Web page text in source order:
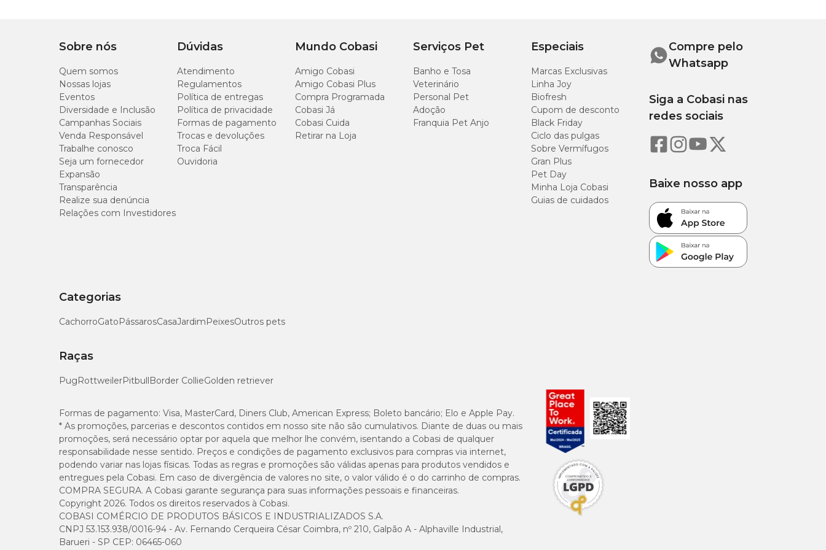
Sobre nós
Quem somos
Nossas lojas
Eventos
Diversidade e Inclusão
Campanhas Sociais
Venda Responsável
Trabalhe conosco
Seja um fornecedor
Expansão
Transparência
Realize sua denúncia
Relações com Investidores
Dúvidas
Atendimento
Regulamentos
Política de entregas
Política de privacidade
Formas de pagamento
Trocas e devoluções
Troca Fácil
Ouvidoria
Mundo Cobasi
Amigo Cobasi
Amigo Cobasi Plus
Compra Programada
Cobasi Já
Cobasi Cuida
Retirar na Loja
Serviços Pet
Banho e Tosa
Veterinário
Personal Pet
Adoção
Franquia Pet Anjo
Especiais
Marcas Exclusivas
Linha Joy
Biofresh
Cupom de desconto
Black Friday
Ciclo das pulgas
Sobre Vermífugos
Gran Plus
Pet Day
Minha Loja Cobasi
Guias de cuidados
Categorias
CachorroGatoPássarosCasaJardimPeixesOutros pets
Raças
PugRottweilerPitbullBorder CollieGolden retriever
Compre pelo
Whatsapp
Siga a Cobasi nas
redes sociais
Baixe nosso app
Formas de pagamento: Visa, MasterCard, Diners Club, American Express; Boleto bancário; Elo e Apple Pay.
* As promoções, parcerias e descontos contidos em nosso site não são cumulativos. Diante de duas ou mais
promoções, será necessário optar por aquela que melhor lhe convém, isentando a Cobasi de qualquer
responsabilidade nesse sentido. Preços e condições de pagamento exclusivos para compras via internet,
podendo variar nas lojas físicas. Todas as regras e promoções são válidas apenas para produtos vendidos e
entregues pela Cobasi. Em caso de divergência de valores no site, o valor válido é o do carrinho de compras.
COMPRA SEGURA. A Cobasi garante segurança para suas informações pessoais e financeiras.
Copyright 2026. Todos os direitos reservados à Cobasi.
COBASI COMÉRCIO DE PRODUTOS BÁSICOS E INDUSTRIALIZADOS S.A.
CNPJ 53.153.938/0016-94 - Av. Fernando Cerqueira César Coimbra, nº 210, Galpão A - Alphaville Industrial,
Barueri - SP CEP: 06465-060